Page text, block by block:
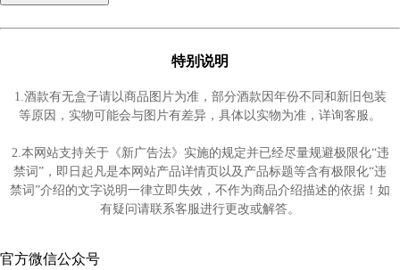
特别说明
1.酒款有无盒子请以商品图片为准，部分酒款因年份不同和新旧包装
等原因，实物可能会与图片有差异，具体以实物为准，详询客服。
2.本网站支持关于《新广告法》实施的规定并已经尽量规避极限化“违
禁词”，即日起凡是本网站产品详情页以及产品标题等含有极限化“违
禁词”介绍的文字说明一律立即失效，不作为商品介绍描述的依据！如
有疑问请联系客服进行更改或解答。
官方微信公众号